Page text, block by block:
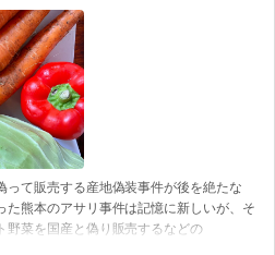
って販売する産地偽装事件が後を絶たな
た熊本のアサリ事件は記憶に新しいが、そ
野菜を国産と偽り販売するなどの